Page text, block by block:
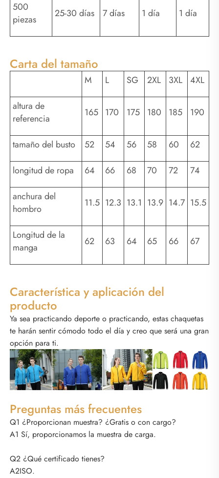
500
piezas
25-30 días 7 días 1 día 1 día
Carta del tamaño
M L SG 2XL 3XL 4XL
altura de
referencia
165 170 175 180 185 190
tamaño del busto 52 54 56 58 60 62
longitud de ropa 64 66 68 70 72 74
anchura del
hombro
11.5 12.3 13.1 13.9 14.7 15.5
Longitud de la
manga
62 63 64 65 66 67
Característica y aplicación del
producto
Ya sea practicando deporte o practicando, estas chaquetas
te harán sentir cómodo todo el día y creo que será una gran
opción para ti.
Preguntas más frecuentes
Q1 ¿Proporcionan muestra? ¿Gratis o con cargo?
A1 Sí, proporcionamos la muestra de carga.
Q2 ¿Qué certificado tienes?
A2ISO.